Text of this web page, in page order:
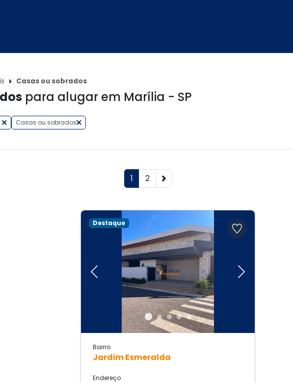
Casas ou sobrados
para alugar em Marília - SP
Casas ou sobrados
1 2
Previous Next
Destaque
Bairro
Jardim Esmeralda
Endereço